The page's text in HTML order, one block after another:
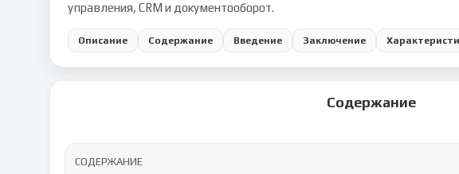
управления, CRM и документооборот.
Описание Содержание Введение Заключение
Содержание
СОДЕРЖАНИЕ